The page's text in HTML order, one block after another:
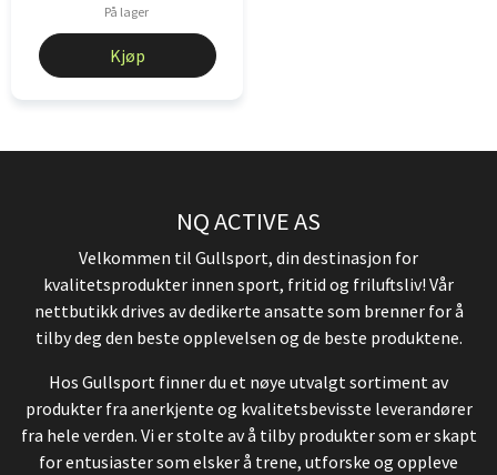
På lager
Kjøp
NQ ACTIVE AS
Velkommen til Gullsport, din destinasjon for
kvalitetsprodukter innen sport, fritid og friluftsliv! Vår
nettbutikk drives av dedikerte ansatte som brenner for å
tilby deg den beste opplevelsen og de beste produktene.
Hos Gullsport finner du et nøye utvalgt sortiment av
produkter fra anerkjente og kvalitetsbevisste leverandører
fra hele verden. Vi er stolte av å tilby produkter som er skapt
for entusiaster som elsker å trene, utforske og oppleve